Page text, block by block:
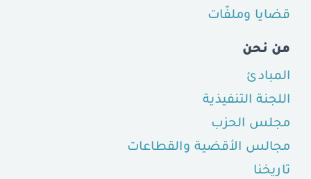
قضايا وملفّات
من نحن
المبادئ
اللجنة التنفيذية
مجلس الحزب
مجالس الأقضية والقطاعات
تاريخنا